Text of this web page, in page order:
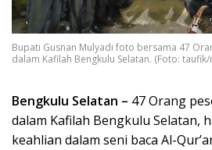
Bupati Gusnan Mulyadi foto bersama 47
dalam Kafilah Bengkulu Selatan. (Foto:
Bengkulu Selatan – 47 Orang
dalam Kafilah Bengkulu Selatan,
keahlian dalam seni baca Al-